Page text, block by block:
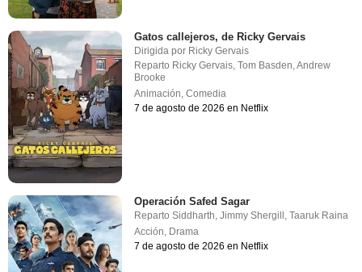
Gatos callejeros, de Ricky Gervais
Dirigida por Ricky Gervais
Reparto Ricky Gervais,Tom Basden,Andrew
Brooke
Animación,Comedia
7 de agosto de 2026 en Netflix
Operación Safed Sagar
RepartoSiddharth ,Jimmy Shergill ,Taaruk Raina
Acción Drama
7 de agosto de 2026 en Netflix